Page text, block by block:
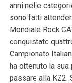
anni nelle
sono fatti
Mondiale Rock
conquistato
Campionato
ha ottenuto la sua
passare alla KZ2.